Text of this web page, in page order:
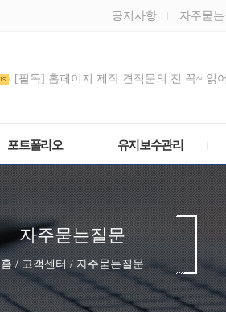
공지사항 자주묻
[필독] 홈페이지 제작 견적문의 전 꼭~ 읽
포트폴리오 유지보수관리
자주묻는질문
홈 / 고객센터 / 자주묻는질문